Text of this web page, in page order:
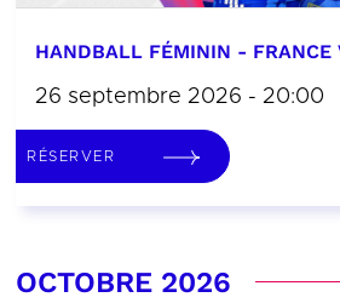
HANDBALL FÉMININ - FRANCE
26 septembre 2026 - 20:00
RÉSERVER
OCTOBRE 2026